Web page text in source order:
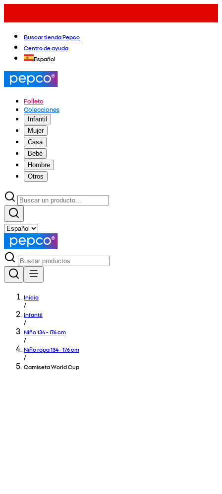
Buscar tienda Pepco
Centro de ayuda
Español
Folleto
Colecciones
Infantil
Mujer
Casa
Bebé
Hombre
Otros
Inicio
/
Infantil
/
Niño 134 - 176 cm
/
Niño ropa 134 - 176 cm
/
Camiseta World Cup